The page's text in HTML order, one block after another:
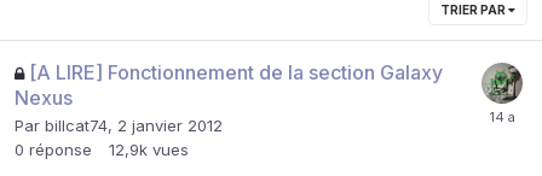
TRIER PAR
[A LIRE] Fonctionnement de la section Galaxy
Nexus
Par billcat74, 2 janvier 2012
0 réponse 12,9k vues